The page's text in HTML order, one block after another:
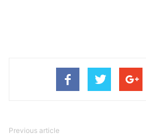
Previous article